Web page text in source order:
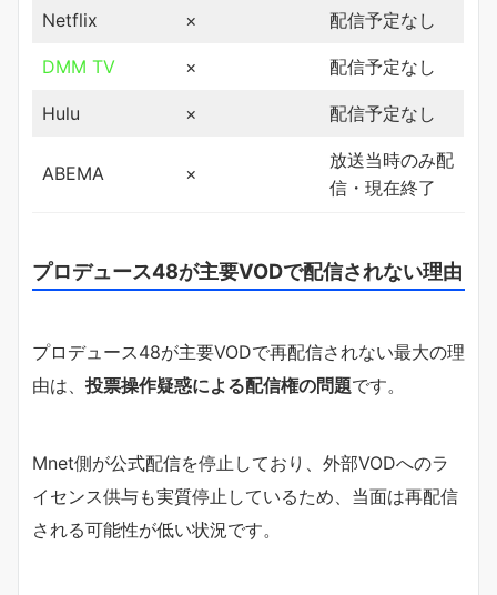
Netflix × 配信予定なし
DMM TV × 配信予定なし
Hulu × 配信予定なし
ABEMA ×
放送当時のみ配
信・現在終了
プロデュース48が主要VODで配信されない理由
プロデュース48が主要VODで再配信されない最大の理
由は、 投票操作疑惑による配信権の問題です。
Mnet側が公式配信を停止しており、外部VODへのラ
イセンス供与も実質停止しているため、当面は再配信
される可能性が低い状況です。